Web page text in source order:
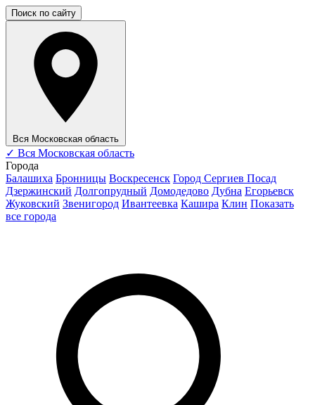
Поиск по сайту
Вся Московская область
✓ Вся Московская область
Города
Балашиха Бронницы Воскресенск Город Сергиев Посад
Дзержинский Долгопрудный Домодедово Дубна Егорьевск
Жуковский Звенигород Ивантеевка Кашира Клин Показать
все города